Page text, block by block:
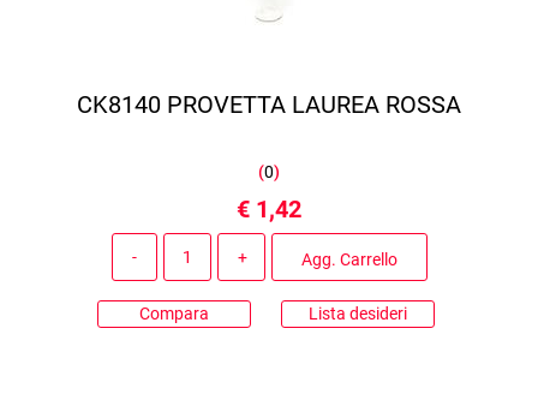
CK8140 PROVETTA LAUREA ROSSA
(0)
€ 1,42
Agg. Carrello
Compara Lista desideri